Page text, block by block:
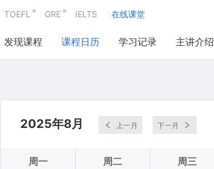
TOEFL ® GRE ® IELTS 在线课堂
发现课程 课程日历 学习记录 主讲介绍
2025年8月 上一月 下一月
周一 周二 周三